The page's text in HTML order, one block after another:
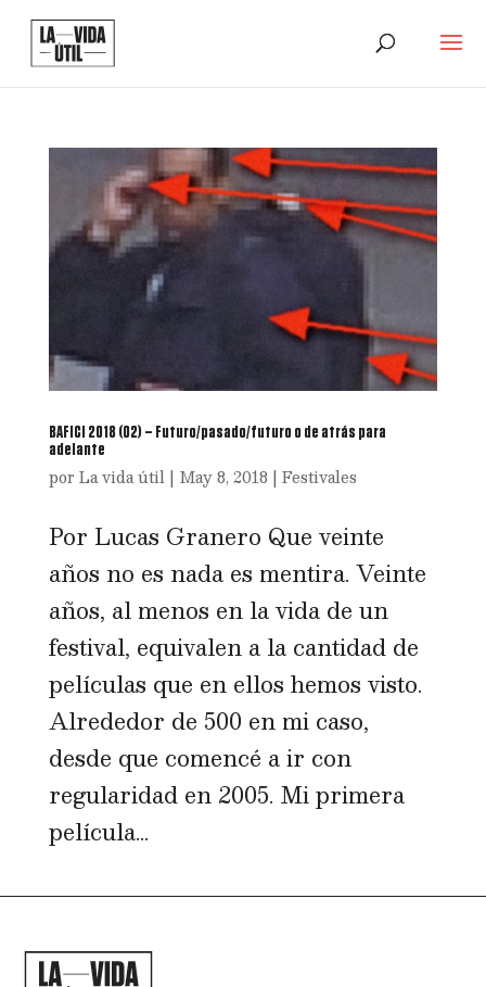
BAFICI 2018 (02) – Futuro/pasado/futuro o de atrás para
adelante
por La vida útil| May 8, 2018 | Festivales
Por Lucas Granero Que veinte
años no es nada es mentira. Veinte
años, al menos en la vida de un
festival, equivalen a la cantidad de
películas que en ellos hemos visto.
Alrededor de 500 en mi caso,
desde que comencé a ir con
regularidad en 2005. Mi primera
película...